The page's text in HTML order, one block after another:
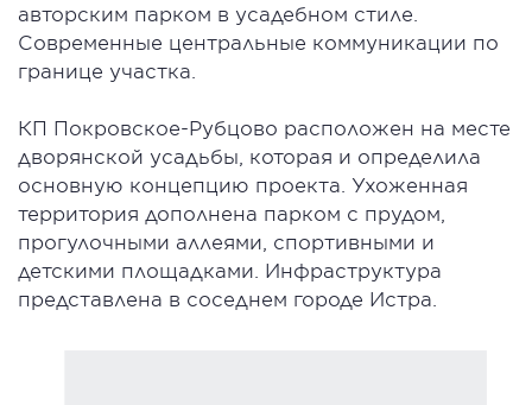
авторским парком в усадебном стиле.
Современные центральные коммуникации по
границе участка.
КП Покровское-Рубцово расположен на месте
дворянской усадьбы, которая и определила
основную концепцию проекта. Ухоженная
территория дополнена парком с прудом,
прогулочными аллеями, спортивными и
детскими площадками. Инфраструктура
представлена в соседнем городе Истра.